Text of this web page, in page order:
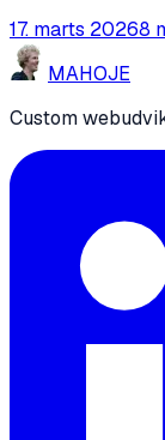
17. marts 20268
MAHOJE
Custom